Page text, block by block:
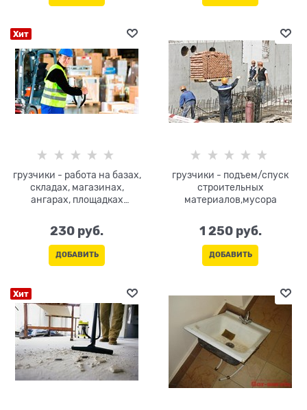
Хит
грузчики - работа на базах,
складах, магазинах,
ангарах, площадках
230 руб.
ДОБАВИТЬ
грузчики - подъем/спуск
строительных
материалов,мусора
1 250 руб.
ДОБАВИТЬ
Хит